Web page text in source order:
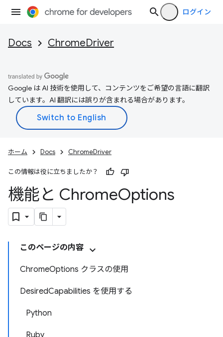
ログイン
Docs ChromeDriver
Google は AI 技術を使用して、コンテンツをご希望の言語に翻訳
しています。AI 翻訳には誤りが含まれる場合があります。
ホーム Docs ChromeDriver
この情報は役に立ちましたか？
機能と ChromeOptions
このページの内容
ChromeOptions クラスの使用
DesiredCapabilities を使用する
Python
Ruby